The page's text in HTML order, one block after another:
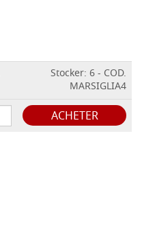
Stocker: 6 - COD.
MARSIGLIA4
ACHETER